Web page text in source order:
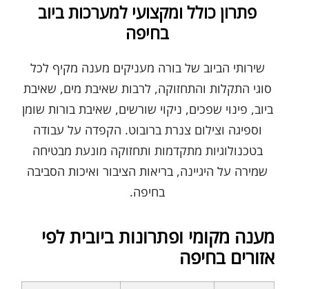
פתרון כולל ומקצועי למערכות ביוב
בחיפה
שירותי הביוב של בורה מעניקים מענה מקיף לכל
סוגי התקלות והתחזוקה, לרבות שאיבת מים, שאיבת
ביוב, פינוי שפכים, ניקוי שורשים, שאיבת בורות שומן
וספיגה וצילום צנרת ברובוט. הקפדה על עבודה
בטכנולוגיות מתקדמות ותחזוקה מונעת מבטיחה
שמירה על היגיינה, בריאות הציבור ואיכות הסביבה
בחיפה.
מענה מקומי ופתרונות ביובית לפי
אזורים בחיפה